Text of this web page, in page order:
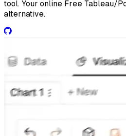
tool. Your online Free Tableau/
alternative.